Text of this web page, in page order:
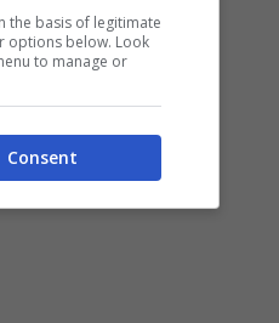
the basis of legitimate
options below. Look
to manage or
Consent